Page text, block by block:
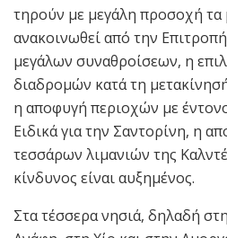
τηρούν με μεγάλη προσοχή τα
ανακοινωθεί από την
μεγάλων συναθροίσεων, η
διαδρομών κατά τη
η αποφυγή περιοχών με
Ειδικά για την Σαντορίνη, η
τεσσάρων λιμανιών της
κίνδυνος είναι αυξημένος.
Στα τέσσερα νησιά, δηλαδή